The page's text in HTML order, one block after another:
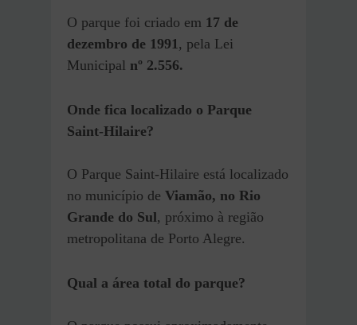
O parque foi criado em 17 de
dezembro de 1991 , pela Lei
Municipal nº 2.556.
Onde fica localizado o Parque
Saint-Hilaire?
O Parque Saint-Hilaire está localizado
no município de Viamão, no Rio
Grande do Sul, próximo à região
metropolitana de Porto Alegre.
Qual a área total do parque?